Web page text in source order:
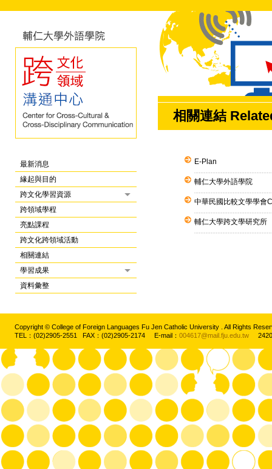
最新消息
緣起與目的
跨文化學習資源
跨領域學程
亮點課程
跨文化跨領域活動
相關連結
學習成果
資料彙整
相關連結
E-Plan
輔仁大學外語學院
中華民國比較文學學會
輔仁大學跨文學研究所
Copyright © College of Foreign Languages Fu Jen Catholic University . All Rights
TEL：(02)2905-2551 FAX：(02)2905-2174 E-mail： 004617@mail.fju.edu.tw